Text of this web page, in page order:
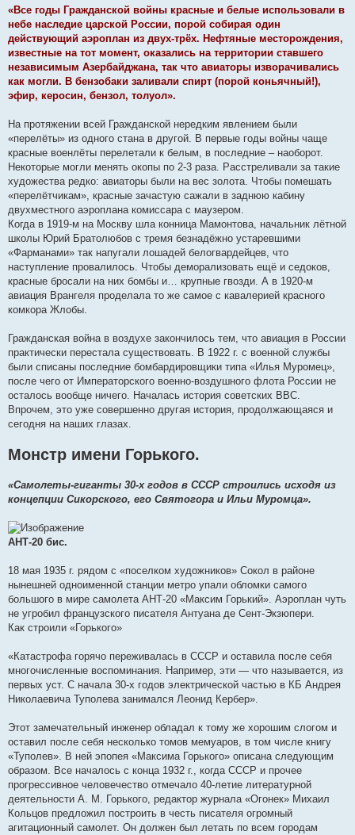
«Все годы Гражданской войны красные и белые использовали в
небе наследие царской России, порой собирая один
действующий аэроплан из двух-трёх. Нефтяные месторождения,
известные на тот момент, оказались на территории ставшего
независимым Азербайджана, так что авиаторы изворачивались
как могли. В бензобаки заливали спирт (порой коньячный!),
эфир, керосин, бензол, толуол».
На протяжении всей Гражданской нередким явлением были
«перелёты» из одного стана в другой. В первые годы войны чаще
красные военлёты перелетали к белым, в последние – наоборот.
Некоторые могли менять окопы по 2-3 раза. Расстреливали за такие
художества редко: авиаторы были на вес золота. Чтобы помешать
«перелётчикам», красные зачастую сажали в заднюю кабину
двухместного аэроплана комиссара с маузером.
Когда в 1919-м на Москву шла конница Мамонтова, начальник лётной
школы Юрий Братолюбов с тремя безнадёжно устаревшими
«Фарманами» так напугали лошадей белогвардейцев, что
наступление провалилось. Чтобы деморализовать ещё и седоков,
красные бросали на них бомбы и… крупные гвозди. А в 1920-м
авиация Врангеля проделала то же самое с кавалерией красного
комкора Жлобы.
Гражданская война в воздухе закончилось тем, что авиация в России
практически перестала существовать. В 1922 г. с военной службы
были списаны последние бомбардировщики типа «Илья Муромец»,
после чего от Императорского военно-воздушного флота России не
осталось вообще ничего. Началась история советских ВВС.
Впрочем, это уже совершенно другая история, продолжающаяся и
сегодня на наших глазах.
Монстр имени Горького.
«Самолеты-гиганты 30-х годов в СССР строились исходя из
концепции Сикорского, его Святогора и Ильи Муромца».
АНТ-20 бис.
18 мая 1935 г. рядом с «поселком художников» Сокол в районе
нынешней одноименной станции метро упали обломки самого
большого в мире самолета АНТ-20 «Максим Горький». Аэроплан чуть
не угробил французского писателя Антуана де Сент-Экзюпери.
Как строили «Горького»
«Катастрофа горячо переживалась в СССР и оставила после себя
многочисленные воспоминания. Например, эти — что называется, из
первых уст. С начала 30-х годов электрической частью в КБ Андрея
Николаевича Туполева занимался Леонид Кербер».
Этот замечательный инженер обладал к тому же хорошим слогом и
оставил после себя несколько томов мемуаров, в том числе книгу
«Туполев». В ней эпопея «Максима Горького» описана следующим
образом. Все началось с конца 1932 г., когда СССР и прочее
прогрессивное человечество отмечало 40-летие литературной
деятельности А. М. Горького, редактор журнала «Огонек» Михаил
Кольцов предложил построить в честь писателя огромный
агитационный самолет. Он должен был летать по всем городам